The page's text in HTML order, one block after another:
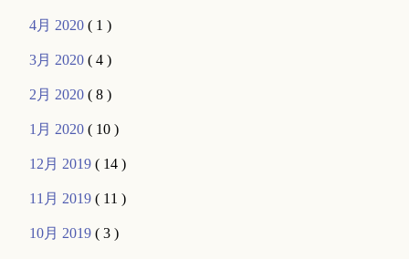
4月 2020( 1 )
3月 2020( 4 )
2月 2020( 8 )
1月 2020( 10 )
12月 2019( 14 )
11月 2019( 11 )
10月 2019( 3 )